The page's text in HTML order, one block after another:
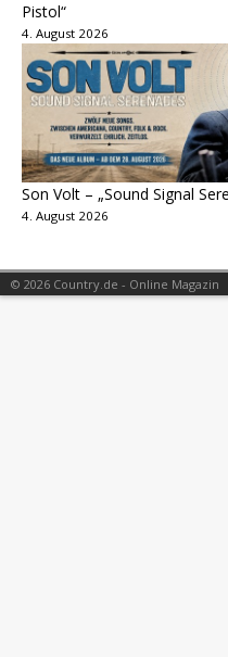
Pistol“
4. August 2026
Son Volt – „Sound Signal
4. August 2026
© 2026 Country.de - Online Magazin